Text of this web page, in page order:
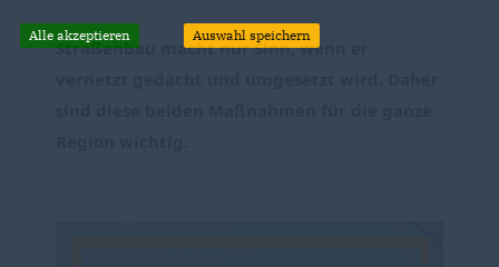
Straßenbau macht nur Sinn, wenn er
Alle akzeptieren Auswahl speichern